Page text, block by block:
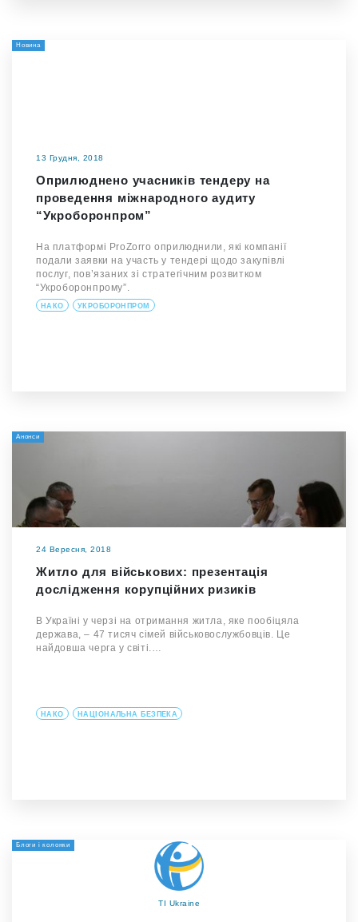
Новина
13 Грудня, 2018
Оприлюднено учасників тендеру на
проведення міжнародного аудиту
“Укроборонпром”
На платформі ProZorro оприлюднили, які компанії
подали заявки на участь у тендері щодо закупівлі
послуг, пов’язаних зі стратегічним розвитком
“Укроборонпрому”.
НАКО УКРОБОРОНПРОМ
Анонси
24 Вересня, 2018
Житло для військових: презентація
дослідження корупційних ризиків
В Україні у черзі на отримання житла, яке пообіцяла
держава, – 47 тисяч сімей військовослужбовців. Це
найдовша черга у світі.…
НАКО НАЦІОНАЛЬНА БЕЗПЕКА
Блоги і колонки
TI Ukraine